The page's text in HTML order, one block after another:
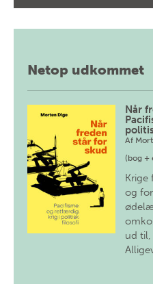
Netop udkommet
Når
Af
(bog +
Krige
og
ud